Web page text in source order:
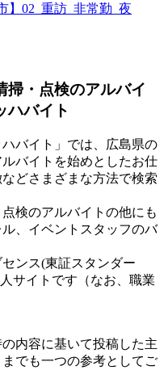
】02_重訪_非常勤_夜
掃・点検のアルバイ
ハバイト
バイト」では、広島県の
バイトを始めとしたお仕
どさまざまな方法で検索
検のアルバイトの他にも
、イベントスタッフのバ
ンス(東証スタンダー
サイトです（なお、職業
内容に基いて投稿した主
でも一つの参考としてご